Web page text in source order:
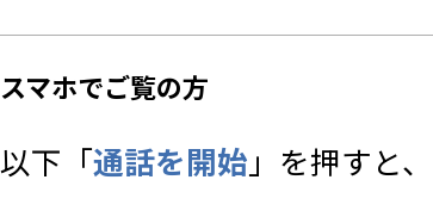
スマホでご覧の方
以下「通話を開始 」を押すと、